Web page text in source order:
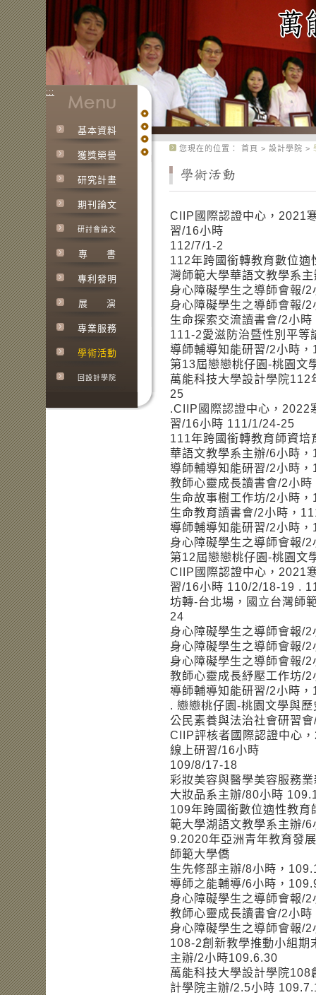
:::
基本資料
獲獎榮譽
研究計畫
期刊論文
研討會論文
專 書
專利發明
展 演
專業服務
學術活動
回設計學院
您現在的位置： 首頁 > 設計學院 >
CIIP國際認證中心，2021
習/16小時
112/7/1-2
112年跨國銜轉教育數位
灣師範大學華語文教學系
身心障礙學生之導師會報/
身心障礙學生之導師會報/
生命探索交流讀書會/2小
111-2愛滋防治暨性別平
導師輔導知能研習/2小時
第13屆戀戀桃仔園-桃園文
萬能科技大學設計學院
25
.CIIP國際認證中心，2022
習/16小時 111/1/24-25
111年跨國銜轉教育師資
華語文教學系主辦/6小時
導師輔導知能研習/2小時
教師心靈成長讀書會/2小
生命故事樹工作坊/2小時
生命教育讀書會/2小時，
導師輔導知能研習/2小時
身心障礙學生之導師會報/
第12屆戀戀桃仔園-桃園文
CIIP國際認證中心，2021
習/16小時 110/2/18-19 .
坊轉-台北場，國立台灣師
24
身心障礙學生之導師會報/
身心障礙學生之導師會報/
身心障礙學生之導師會報/
教師心靈成長紓壓工作坊/
導師輔導知能研習/2小時
. 戀戀桃仔園-桃園文學與
公民素養與法治社會研習
CIIP評核者國際認證中心
線上研習/16小時
109/8/17-18
彩妝美容與醫學美容服務
大妝品系主辦/80小時
109年跨國銜數位適性教
範大學湖語文教學系主辦/
9.2020年亞洲青年教育發
師範大學僑
生先修部主辦/8小時，
導師之能輔導/6小時，
身心障礙學生之導師會報/
教師心靈成長讀書會/2小
身心障礙學生之導師會報/
108-2創新教學推動小組期
主辦/2小時109.6.30
萬能科技大學設計學院
計學院主辦/2.5小時